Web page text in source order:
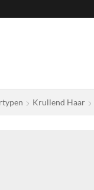
Krullend Haar